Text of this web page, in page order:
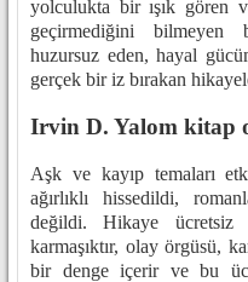
yolculukta bir ışık gören
geçirmediğini bilmeyen
huzursuz eden, hayal
gerçek bir iz bırakan
Irvin D. Yalom kitap
Aşk ve kayıp temaları
ağırlıklı hissedildi,
değildi. Hikaye
karmaşıktır, olay örgüsü,
bir denge içerir ve bu